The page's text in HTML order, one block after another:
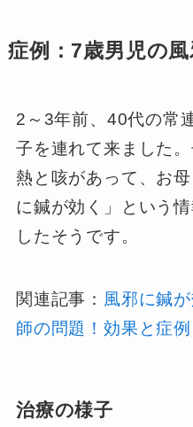
症例：7歳男児の
2～3年前、40代の常
子を連れて来ました
熱と咳があって、お
に鍼が効く」という
したそうです。
関連記事： 風邪に鍼
師の問題！効果と症
治療の様子